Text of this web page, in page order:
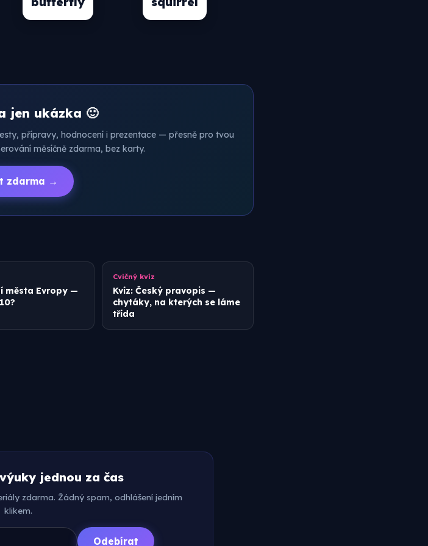
jen ukázka 🙂
přípravy, hodnocení i prezentace — přesně pro tvou
měsíčně zdarma, bez karty.
zdarma →
města Evropy —
Cvičný kvíz
Kvíz: Český pravopis —
chytáky, na kterých se láme
třída
jednou za čas
zdarma. Žádný spam, odhlášení jedním
klikem.
Odebírat